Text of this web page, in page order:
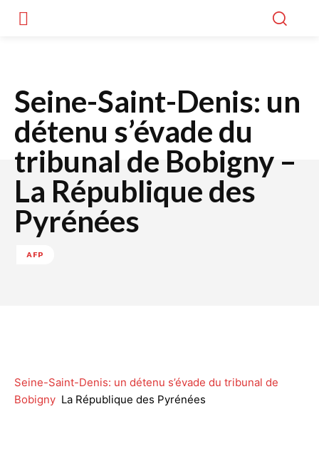
Seine-Saint-Denis: un
détenu s’évade du
tribunal de Bobigny –
La République des
Pyrénées
AFP
Seine-Saint-Denis: un détenu s’évade du tribunal de
Bobigny La République des Pyrénées